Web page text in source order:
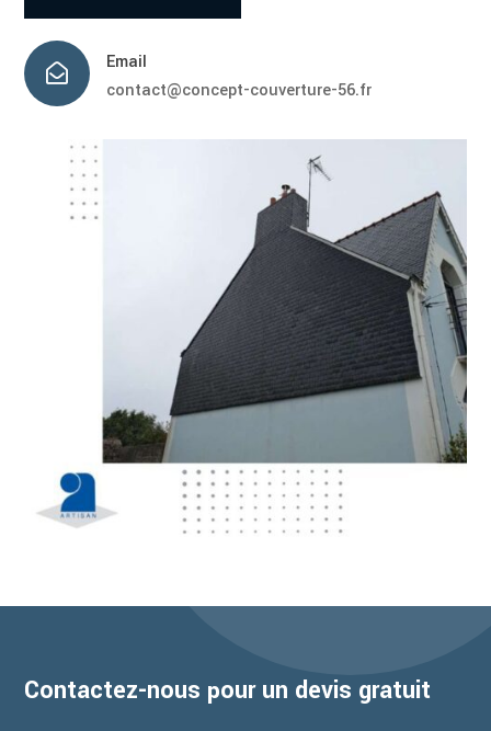

Email
contact@concept-couverture-56.fr
Contactez-nous pour un devis gratuit